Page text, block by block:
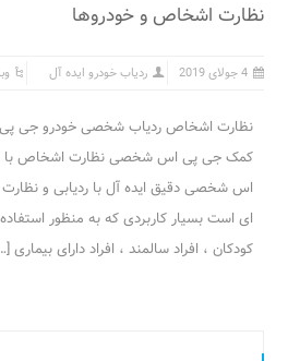
نظارت اشخاص و خودروها
4 جولای 2019 ردیاب خودرو ایده آل
نظارت اشخاص ردیاب شخصی خودرو جی
کمک جی پی اس شخصی نظارت اشخاص
اس شخصی دقیق ایده آل با ردیابی و
ای است بسیار کاربردی که به منظور استفاده
کودکان ، افراد سالمند ، افراد دارای بیماری